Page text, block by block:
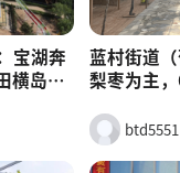
宝湖奔
横岛省
、30
+ 水
蓝村街道
梨枣为主
瑰等葡萄，
元 / 人，带
btd5551